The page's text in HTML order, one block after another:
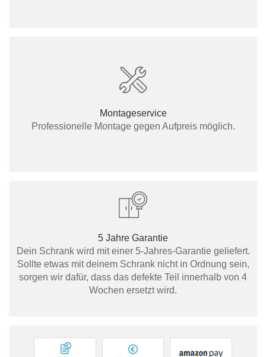
Montageservice
Professionelle Montage gegen Aufpreis möglich.
5 Jahre Garantie
Dein Schrank wird mit einer 5-Jahres-Garantie geliefert.
Sollte etwas mit deinem Schrank nicht in Ordnung sein,
sorgen wir dafür, dass das defekte Teil innerhalb von 4
Wochen ersetzt wird.